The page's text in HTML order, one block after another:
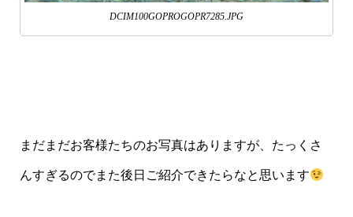
DCIM100GOPROGOPR7285.JPG
まだまだお客様たちのお写真はありますが、たっくさ
んすぎるのでまた後日ご紹介できたらなと思います